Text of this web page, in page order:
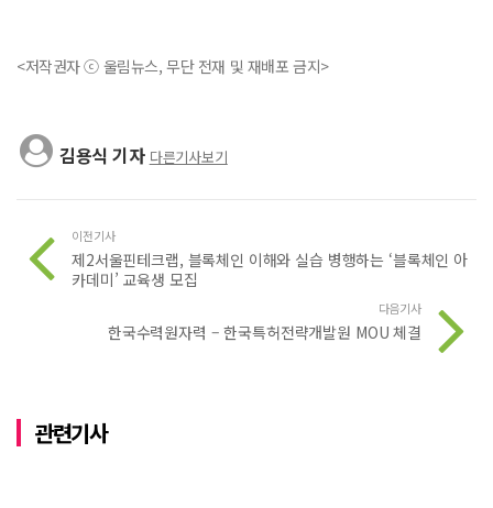
<저작권자 ⓒ 울림뉴스, 무단 전재 및 재배포 금지>
김용식 기자 다른기사보기
이전기사
제2서울핀테크랩, 블록체인 이해와 실습 병행하는 ‘블록체인 아
카데미’ 교육생 모집
다음기사
한국수력원자력 – 한국특허전략개발원 MOU 체결
관련기사